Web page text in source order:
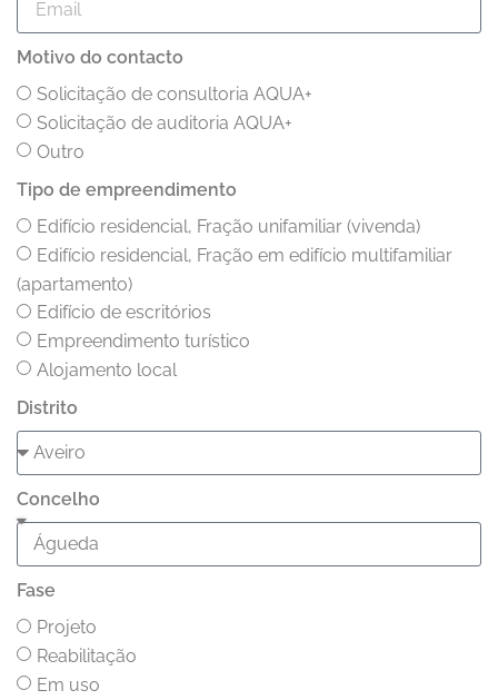
Motivo do contacto
Solicitação de consultoria AQUA+
Solicitação de auditoria AQUA+
Outro
Tipo de empreendimento
Edifício residencial, Fração unifamiliar (vivenda)
Edifício residencial, Fração em edifício multifamiliar
(apartamento)
Edifício de escritórios
Empreendimento turístico
Alojamento local
Distrito
Concelho
Fase
Projeto
Reabilitação
Em uso